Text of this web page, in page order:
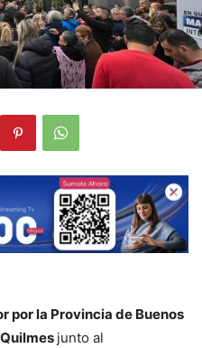
por la Provincia de Buenos
Quilmes junto al